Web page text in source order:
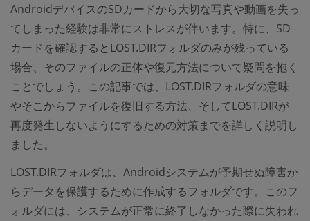
AndroidデバイスのSDカードから大切な写真や動画を失っ
てしまった経験は非常にストレスが伴います。特に、SD
カードを確認するとLOST.DIRフォルダのみが残っている
場合、そのファイルの正体や復元方法について疑問を抱く
ことでしょう。この記事では、LOST.DIRフォルダの意味
やそこからファイルを復旧する方法、そしてLOST.DIRが
再度発生しないようにするための対策までを詳しく説明し
ました。
LOST.DIRフォルダは、Androidシステムが予期せぬ障害か
らデータを保護するために作成するフォルダです。このフ
ォルダには、システムが正常に終了しなかった際に失われ